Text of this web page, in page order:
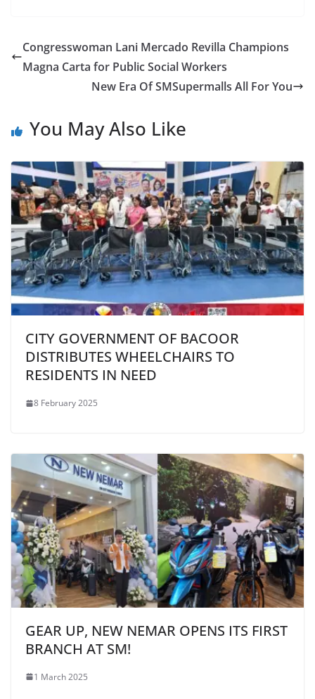
Congresswoman Lani Mercado Revilla Champions
Magna Carta for Public Social Workers
New Era Of SMSupermalls All For You
You May Also Like
CITY GOVERNMENT OF BACOOR
DISTRIBUTES WHEELCHAIRS TO
RESIDENTS IN NEED
8 February 2025
GEAR UP, NEW NEMAR OPENS ITS FIRST
BRANCH AT SM!
1 March 2025